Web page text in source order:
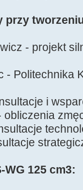
przy
- projekt
- Politechnika
i
125 cm3: